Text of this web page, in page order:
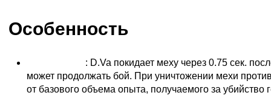
Особенность
: D.Va покидает меху через 0.75 сек.
может продолжать бой. При уничтожении мехи
от базового объема опыта, получаемого за убийство